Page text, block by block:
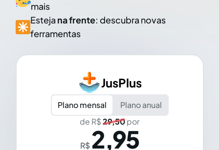
mais
Esteja na frente: descubra novas
ferramentas
JusPlus
Plano mensal
Plano anual
de R$29,50por
R$ 2,95